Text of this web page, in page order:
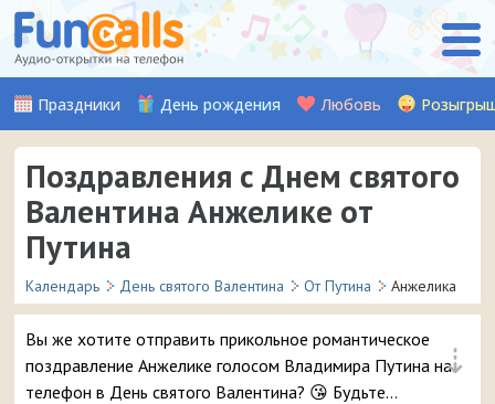
Праздники День рождения Любовь
Поздравления с Днем святого
Валентина Анжелике от
Путина
Календарь День святого Валентина От Путина Анжелика
⇣
Вы же хотите отправить прикольное романтическое
поздравление Анжелике голосом Владимира Путина на
телефон в День святого Валентина? 😘 Будьте